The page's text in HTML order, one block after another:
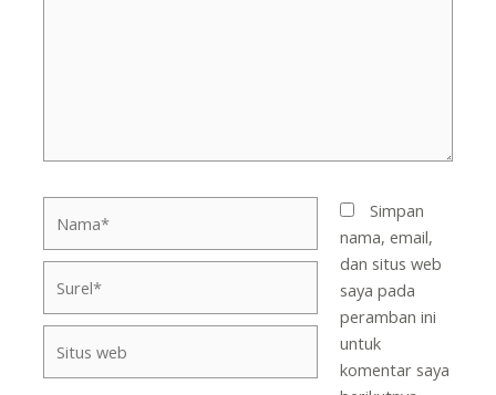
web
Simpan
nama, email,
dan situs web
saya pada
peramban ini
untuk
komentar saya